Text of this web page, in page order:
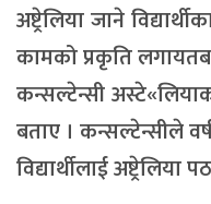
अष्ट्रेलिया जाने
कामको प्रकृति
कन्सल्टेन्सी
बताए । कन्सल्टेन्सीले
विद्यार्थीलाई